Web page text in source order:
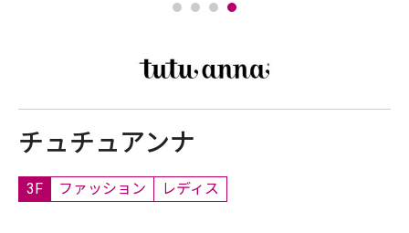
チュチュアンナ
3F ファッション レディス